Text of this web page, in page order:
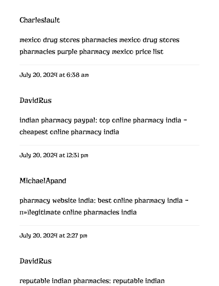
Charleslault
mexico drug stores pharmacies mexico drug stores
pharmacies purple pharmacy mexico price list
July 20, 2024 at 6:38 am
DavidRus
indian pharmacy paypal: top online pharmacy india –
cheapest online pharmacy india
July 20, 2024 at 12:31 pm
MichaelApand
pharmacy website india:best online pharmacy india –
п»їlegitimate online pharmacies india
July 20, 2024 at 2:27 pm
DavidRus
reputable indian pharmacies: reputable indian